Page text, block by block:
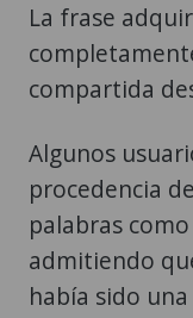
La frase
compartida
Algunos
procedencia
palabras
admitiendo
había sido